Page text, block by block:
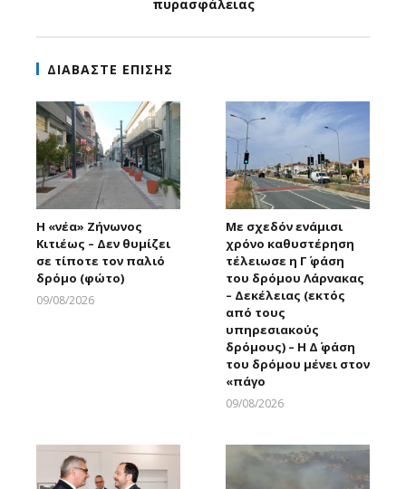
πυρασφάλειας
ΔΙΑΒΑΣΤΕ ΕΠΙΣΗΣ
Η «νέα» Ζήνωνος
Κιτιέως – Δεν θυμίζει
σε τίποτε τον παλιό
δρόμο (φώτο)
09/08/2026
Με σχεδόν ενάμισι
χρόνο καθυστέρηση
τέλειωσε η Γ΄ φάση
του δρόμου Λάρνακας
– Δεκέλειας (εκτός
από τους
υπηρεσιακούς
δρόμους) – Η Δ΄ φάση
του δρόμου μένει στον
«πάγο
09/08/2026